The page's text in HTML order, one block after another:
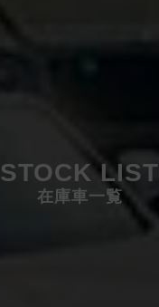
STOCK LIST
在庫車一覧